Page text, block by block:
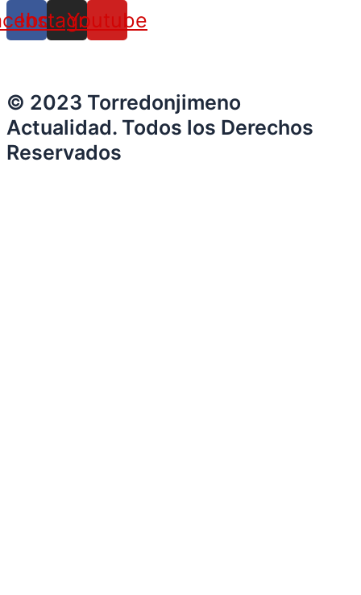
Instagram
Youtube
© 2023 Torredonjimeno
Actualidad. Todos los Derechos
Reservados